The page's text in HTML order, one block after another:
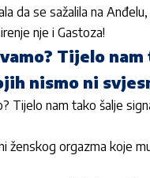
da se sažalila na
nje i Gastoza!
Tijelo nam
nismo ni
Tijelo nam tako šalje
ženskog orgazma koje